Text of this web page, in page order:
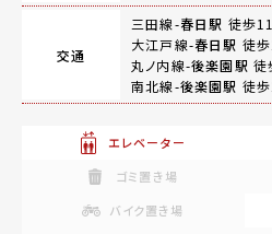
交通
三田線-春日駅 徒歩
大江戸線-春日駅 徒
丸ノ内線-後楽園駅 徒
南北線-後楽園駅 徒
エレベーター
ゴミ置き場
バイク置き場